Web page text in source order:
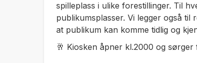
spilleplass i ulike forestillinger. Til
publikumsplasser. Vi legger også
at publikum kan komme tidlig og
🥂 Kiosken åpner kl.2000 og